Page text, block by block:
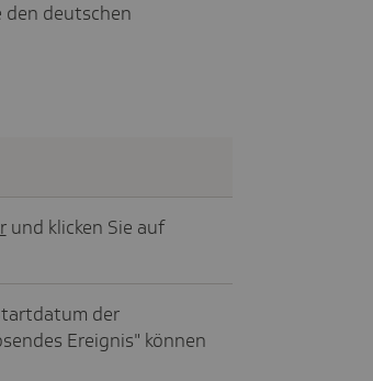
deutschen
und klicken Sie auf
der
Ereignis" können